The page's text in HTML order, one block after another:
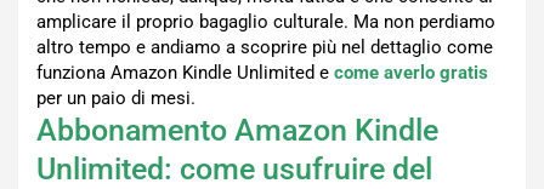
amplicare il proprio bagaglio culturale. Ma non perdiamo
altro tempo e andiamo a scoprire più nel dettaglio come
funziona Amazon Kindle Unlimited e come averlo gratis
per un paio di mesi.
Abbonamento Amazon Kindle
Unlimited: come usufruire del